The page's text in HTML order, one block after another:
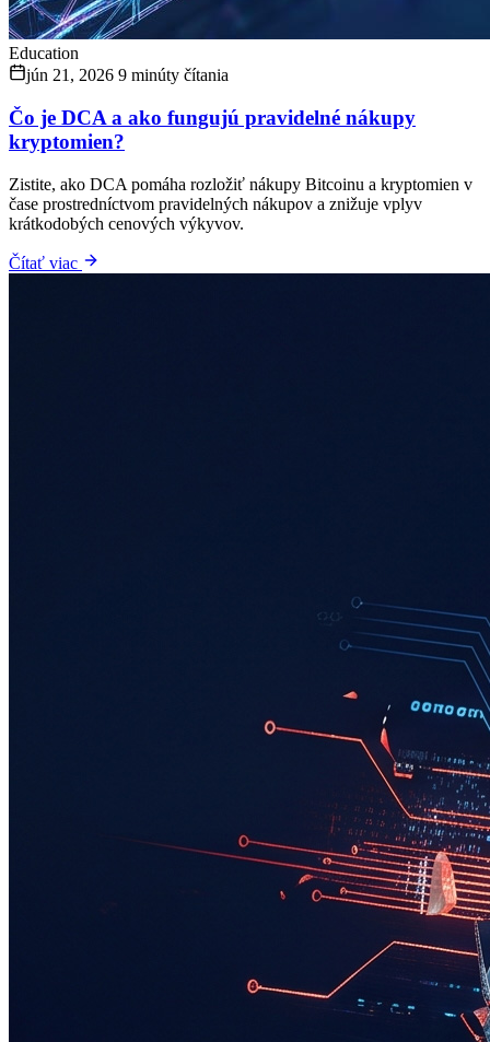
Education
jún 21, 2026 9 minúty čítania
Čo je DCA a ako fungujú pravidelné nákupy
kryptomien?
Zistite, ako DCA pomáha rozložiť nákupy Bitcoinu a kryptomien v
čase prostredníctvom pravidelných nákupov a znižuje vplyv
krátkodobých cenových výkyvov.
Čítať viac